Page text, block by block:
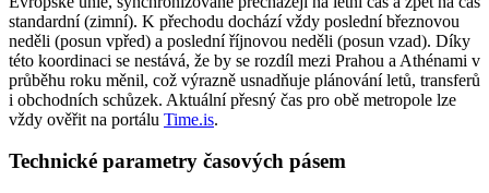
standardní (zimní). K přechodu dochází vždy poslední březnovou
neděli (posun vpřed) a poslední říjnovou neděli (posun vzad). Díky
této koordinaci se nestává, že by se rozdíl mezi Prahou a Athénami v
průběhu roku měnil, což výrazně usnadňuje plánování letů, transferů
i obchodních schůzek. Aktuální přesný čas pro obě metropole lze
vždy ověřit na portálu Time.is.
Technické parametry časových pásem